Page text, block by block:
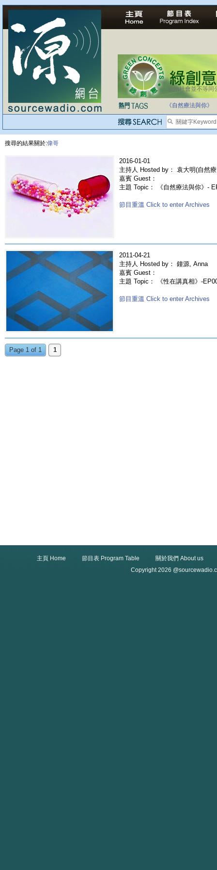
法治社會並不等同
《自然療法與你》
搜尋的結果關於:偉哥
2016-01-01
主持人 Hosted by： 袁大明(自然
嘉賓 Guest：
主題 Topic： 《自然療法與你》-
節目重溫 Click to enter Archives
2011-04-21
主持人 Hosted by： 鐘源, Anna
嘉賓 Guest：
主題 Topic： 《性在講真相》-
節目重溫 Click to enter Archives
Page 1 of 1 1
主頁 Home 節目表 Program Table
關於我們 About us
Copyright 2026